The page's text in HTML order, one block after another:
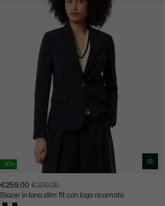
- 30%
€259.00
Prezzo
dopo
€370.00
Prezzo
originale
Blazer in lana slim fit con logo ricamato